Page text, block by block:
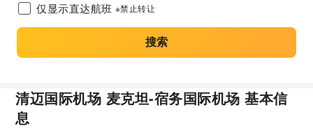
仅显示直达航班 ※禁止转让
搜索
清迈国际机场 麦克坦-宿务国际机场 基本信
息